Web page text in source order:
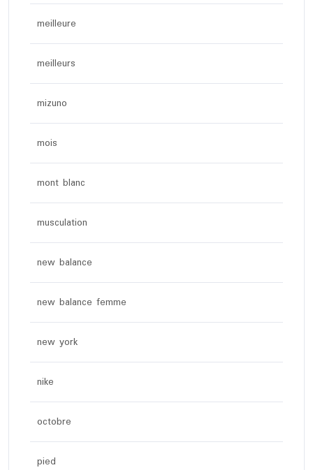
meilleure
meilleurs
mizuno
mois
mont blanc
musculation
new balance
new balance femme
new york
nike
octobre
pied